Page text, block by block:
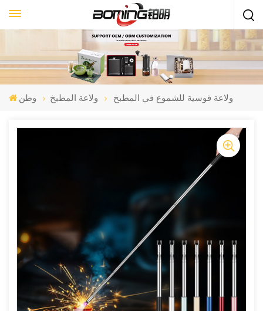
وطن ولاعة المطبخ ولاعة قوسية للشموع في المطبخ